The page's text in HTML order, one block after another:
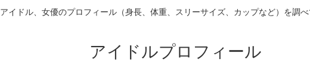
アイドル、女優のプロフィール（身長、体重、スリーサイズ、カップなど）を調べ
アイドルプロフィール